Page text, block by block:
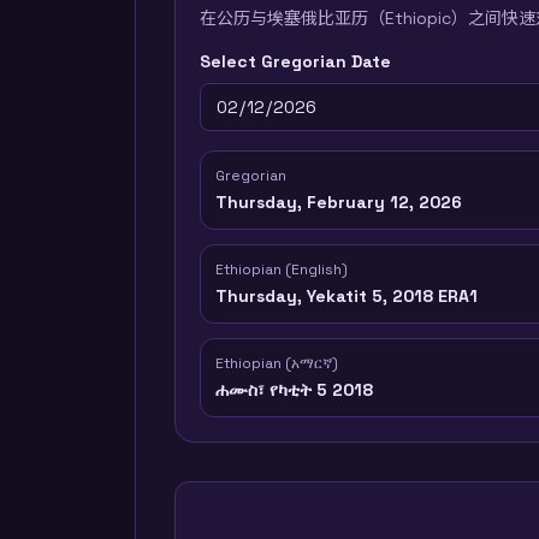
在公历与埃塞俄比亚历（Ethiopic）之间快速
Select Gregorian Date
Gregorian
Thursday, February 12, 2026
Ethiopian (English)
Thursday, Yekatit 5, 2018 ERA1
Ethiopian (አማርኛ)
ሐሙስ፣ የካቲት 5 2018